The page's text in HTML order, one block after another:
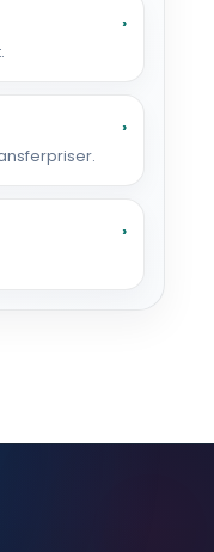
›
›
›